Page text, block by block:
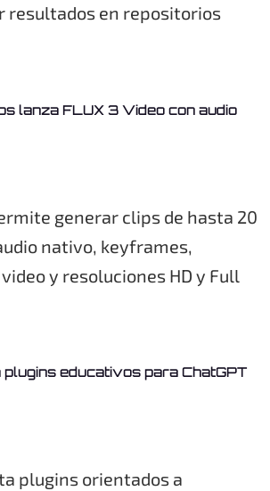
resultados en repositorios
lanza FLUX 3 Video con audio
generar clips de hasta 20
nativo, keyframes,
y resoluciones HD y Full
plugins educativos para ChatGPT
plugins orientados a